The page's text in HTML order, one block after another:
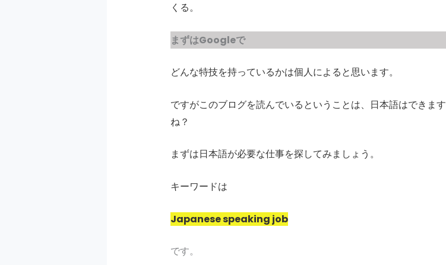
くる。
まずはGoogleで
どんな特技を持っているかは個人によると思います。
ですがこのブログを読んでいるということは、日本語はできます
ね？
まずは日本語が必要な仕事を探してみましょう。
キーワードは
Japanese speaking job
です。